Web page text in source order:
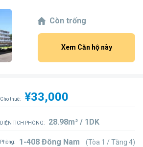
Còn trống
Xem Căn hộ này
Cho thuê: ¥33,000
DIỆN TÍCH PHÒNG: 28.98m² / 1DK
Phòng: 1-408 Đông Nam (Tòa 1 / Tầng 4)